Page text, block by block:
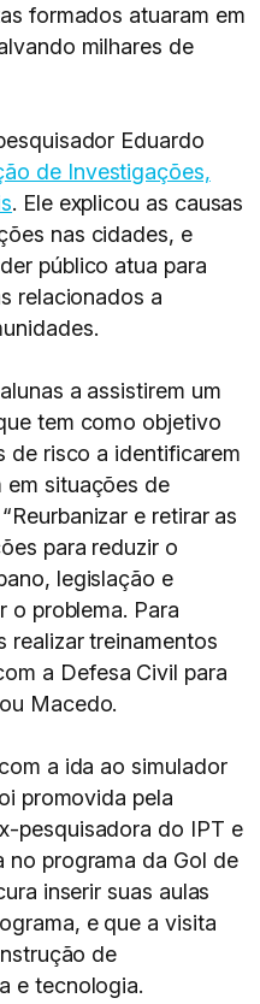
formados atuaram em
milhares de
Eduardo
de Investigações,
. Ele explicou as causas
nas cidades, e
público atua para
relacionados a
a assistirem um
tem como objetivo
de risco a identificarem
em situações de
e retirar as
para reduzir o
legislação e
o problema. Para
realizar treinamentos
a Defesa Civil para
Macedo.
a ida ao simulador
promovida pela
pesquisadora do IPT e
programa da Gol de
inserir suas aulas
e que a visita
de
e tecnologia.